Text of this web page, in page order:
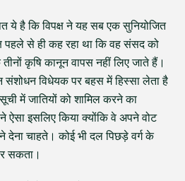
ये है कि विपक्ष ने यह सब एक सुनियोजित
पहले से ही कह रहा था कि वह संसद को
कृषि कानून वापस नहीं लिए जाते हैं।
संशोधन विधेयक पर बहस में हिस्सा लेता है
सूची में जातियों को शामिल करने का
ने ऐसा इसलिए किया क्योंकि वे अपने वोट
देना चाहते। कोई भी दल पिछड़े वर्ग के
सकता।